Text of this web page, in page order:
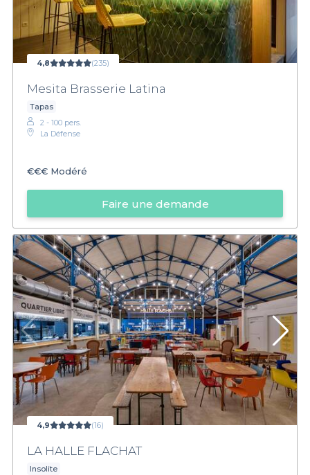
4,8 (235)
Mesita Brasserie Latina
Tapas
2 - 100 pers.
La Défense
€€€ Modéré
Faire une demande
4,9 (16)
LA HALLE FLACHAT
Insolite